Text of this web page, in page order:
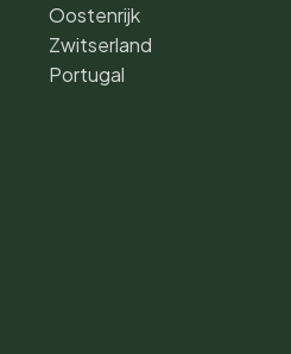
Oostenrijk
Zwitserland
Portugal